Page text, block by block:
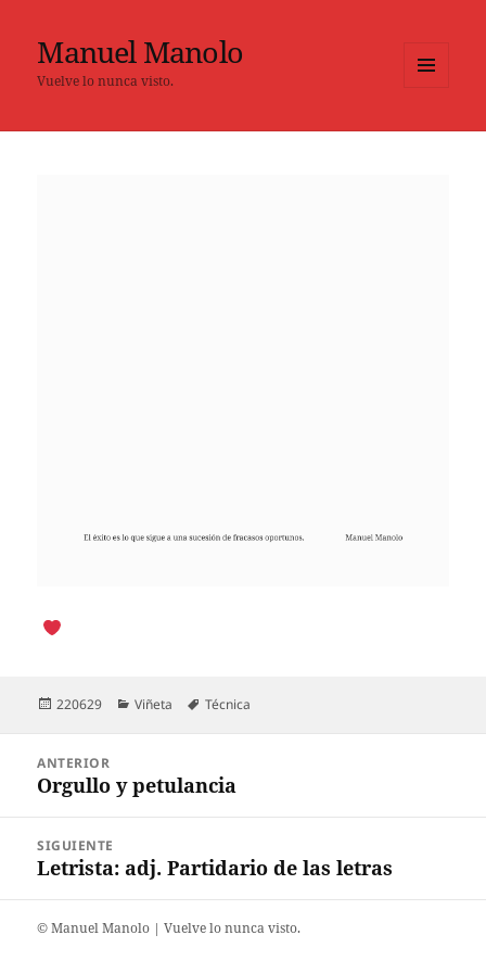
Manuel Manolo
Vuelve lo nunca visto.
WIDGETS
Publicado
220629 Categorías
Viñeta Etiquetas
Técnica
entradas
ANTERIOR
Entrada
Orgullo y petulancia
SIGUIENTE
Entrada
siguiente:
Letrista: adj. Partidario de las letras
©️ Manuel Manolo | Vuelve lo nunca visto.